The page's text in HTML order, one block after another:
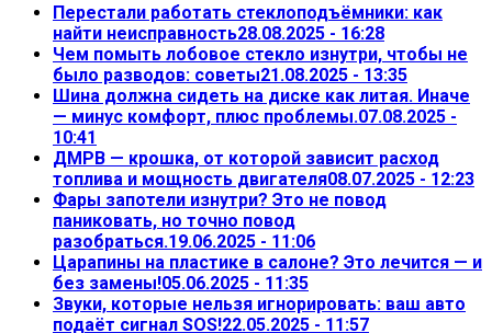
Перестали работать стеклоподъёмники: как
найти неисправность28.08.2025 - 16:28
Чем помыть лобовое стекло изнутри, чтобы не
было разводов: советы21.08.2025 - 13:35
Шина должна сидеть на диске как литая. Иначе
— минус комфорт, плюс проблемы.07.08.2025 -
10:41
ДМРВ — крошка, от которой зависит расход
топлива и мощность двигателя08.07.2025 - 12:23
Фары запотели изнутри? Это не повод
паниковать, но точно повод
разобраться.19.06.2025 - 11:06
Царапины на пластике в салоне? Это лечится — и
без замены!05.06.2025 - 11:35
Звуки, которые нельзя игнорировать: ваш авто
подаёт сигнал SOS!22.05.2025 - 11:57